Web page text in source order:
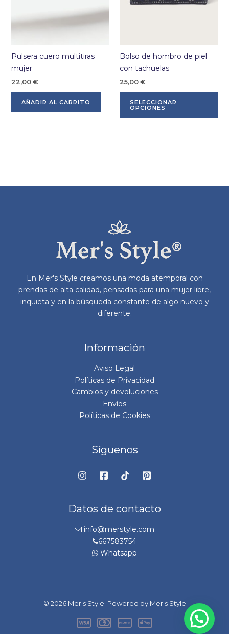
de
Pulsera cuero multitiras
mujer
22,00 €
AÑADIR AL CARRITO
Bolso de hombro de piel
con tachuelas
25,00 €
SELECCIONAR
OPCIONES
En Mer's Style creamos una moda atemporal con
prendas de alta calidad, pensadas para una mujer libre,
inquieta y en la búsqueda constante de algo nuevo y
diferente.
Información
Aviso Legal
Políticas de Privacidad
Cambios y devoluciones
Envíos
Políticas de Cookies
Síguenos
Datos de contacto
info@merstyle.com
667583754
Whatsapp
© 2026 Mer's Style. Powered by Mer's Style